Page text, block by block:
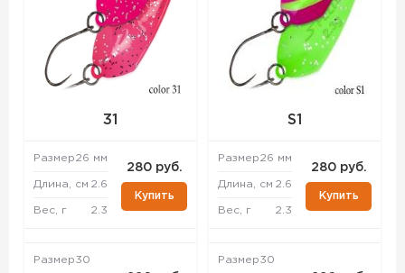
31
Размер26 мм
Длина, см 2.6
Вес, г 2.3
280 руб.
Купить
Размер30
S1
Размер26 мм
Длина, см 2.6
Вес, г 2.3
280 руб.
Купить
Размер30